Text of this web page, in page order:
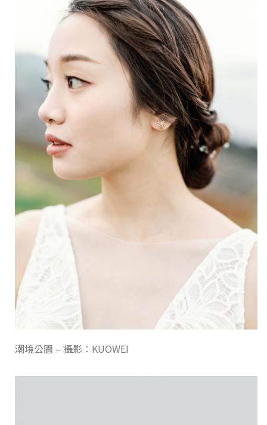
潮境公園 – 攝影：KUOWEI